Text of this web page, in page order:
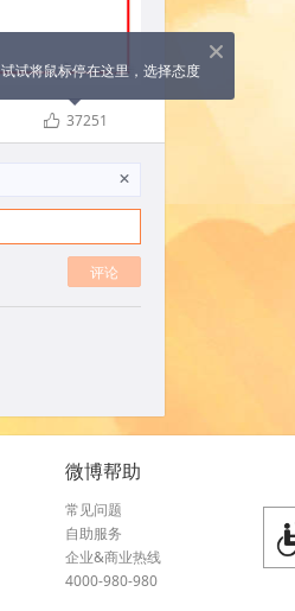
ñ 37251
X
评论
微博帮助
常见问题
自助服务
企业&商业热线
4000-980-980
X
试试将鼠标停在这里，选择态度